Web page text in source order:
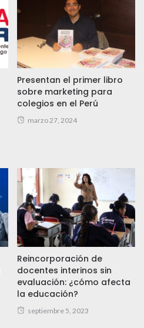
Presentan el primer libro
sobre marketing para
colegios en el Perú
marzo 27, 2024
Reincorporación de
docentes interinos sin
evaluación: ¿cómo afecta
la educación?
septiembre 5, 2023